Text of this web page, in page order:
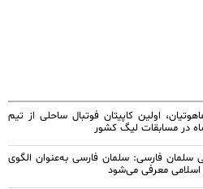
اولین کاپیتان فوتبال ساحلی از تیم
در مسابقات لیگ کشور
سلمان فارسی: سلمان فارسی به‌عنوان الگوی
معرفی می‌شود